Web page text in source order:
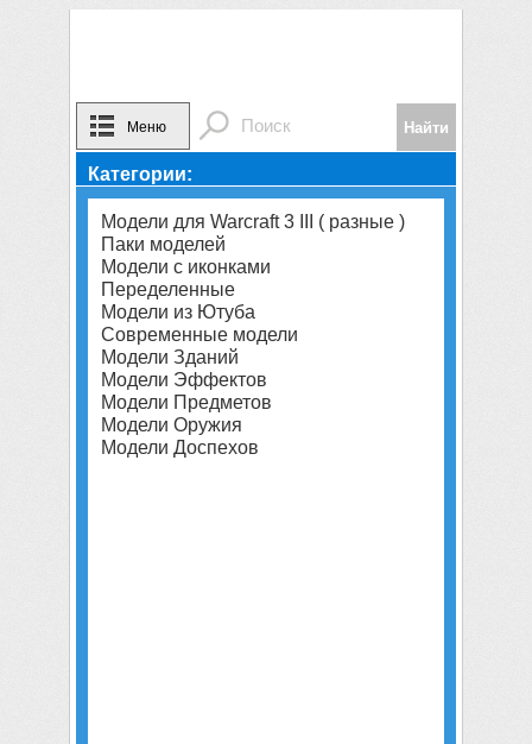
Меню
Категории:
Модели для Warcraft 3 III ( разные )
Паки моделей
Модели с иконками
Переделенные
Модели из Ютуба
Современные модели
Модели Зданий
Модели Эффектов
Модели Предметов
Модели Оружия
Модели Доспехов